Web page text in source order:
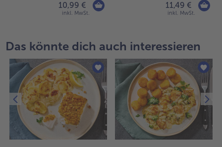
10,99 €
inkl. MwSt.
11,49 €
inkl. MwSt.
Das könnte dich auch interessieren